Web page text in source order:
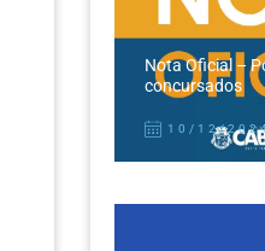
Nota Oficial –
concursados
10/12/